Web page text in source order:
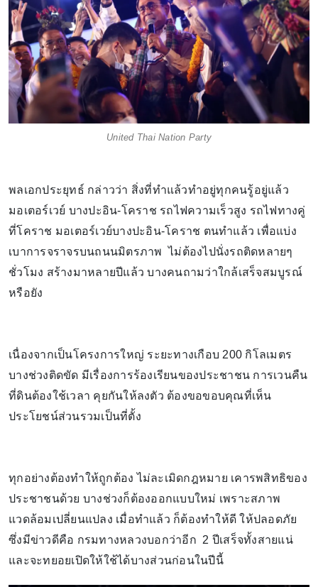
United Thai Nation Party
พลเอกประยุทธ์ กล่าวว่า สิ่งที่ทำแล้วทำอยู่ทุกคนรู้อยู่แล้ว
มอเตอร์เวย์ บางปะอิน-โคราช รถไฟความเร็วสูง รถไฟทางคู่
ที่โคราช มอเตอร์เวย์บางปะอิน-โคราช ตนทำแล้ว เพื่อแบ่ง
เบาการจราจรบนถนนมิตรภาพ ไม่ต้องไปนั่งรถติดหลายๆ
ชั่วโมง สร้างมาหลายปีแล้ว บางคนถามว่าใกล้เสร็จสมบูรณ์
หรือยัง
เนื่องจากเป็นโครงการใหญ่ ระยะทางเกือบ 200 กิโลเมตร
บางช่วงติดขัด มีเรื่องการร้องเรียนของประชาชน การเวนคืน
ที่ดินต้องใช้เวลา คุยกันให้ลงตัว ต้องขอขอบคุณที่เห็น
ประโยชน์ส่วนรวมเป็นที่ตั้ง
ทุกอย่างต้องทำให้ถูกต้อง ไม่ละเมิดกฎหมาย เคารพสิทธิของ
ประชาชนด้วย บางช่วงก็ต้องออกแบบใหม่ เพราะสภาพ
แวดล้อมเปลี่ยนแปลง เมื่อทำแล้ว ก็ต้องทำให้ดี ให้ปลอดภัย
ซึ่งมีข่าวดีคือ กรมทางหลวงบอกว่าอีก 2 ปีเสร็จทั้งสายแน่
และจะทยอยเปิดให้ใช้ได้บางส่วนก่อนในปีนี้